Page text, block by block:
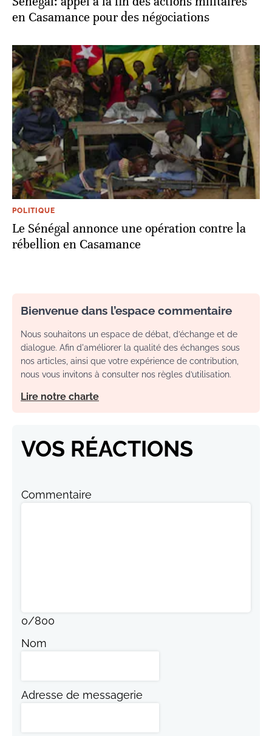
en Casamance pour des négociations
POLITIQUE
Le Sénégal annonce une opération contre la
rébellion en Casamance
Bienvenue dans l’espace commentaire
Nous souhaitons un espace de débat, d’échange et de
dialogue. Afin d'améliorer la qualité des échanges sous
nos articles, ainsi que votre expérience de contribution,
nous vous invitons à consulter nos règles d’utilisation.
Lire notre charte
VOS RÉACTIONS
Commentaire
0/800
Nom
Adresse de messagerie